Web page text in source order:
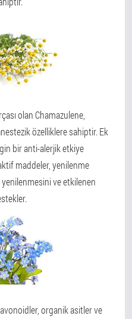
olan Chamazulene,
özelliklere sahiptir. Ek
bir anti-alerjik etkiye
maddeler, yenilenme
ve etkilenen
organik asitler ve